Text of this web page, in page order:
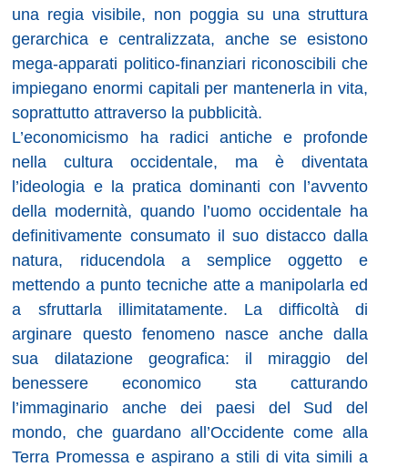
una regia visibile, non poggia su una struttura
gerarchica e centralizzata, anche se esistono
mega-apparati politico-finanziari riconoscibili che
impiegano enormi capitali per mantenerla in vita,
soprattutto attraverso la pubblicità.
L’economicismo ha radici antiche e profonde
nella cultura occidentale, ma è diventata
l’ideologia e la pratica dominanti con l’avvento
della modernità, quando l’uomo occidentale ha
definitivamente consumato il suo distacco dalla
natura, riducendola a semplice oggetto e
mettendo a punto tecniche atte a manipolarla ed
a sfruttarla illimitatamente. La difficoltà di
arginare questo fenomeno nasce anche dalla
sua dilatazione geografica: il miraggio del
benessere economico sta catturando
l’immaginario anche dei paesi del Sud del
mondo, che guardano all’Occidente come alla
Terra Promessa e aspirano a stili di vita simili a